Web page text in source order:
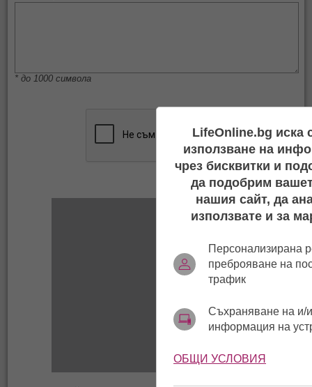
* до 1000 символа
LifeOnline.bg иска
използване на
чрез бисквитки и
да подобрим
нашия сайт, да
използвате и за
Персонализирана
преброяване на
трафик
Съхраняване на и/
информация на
ОБЩИ УСЛОВИЯ